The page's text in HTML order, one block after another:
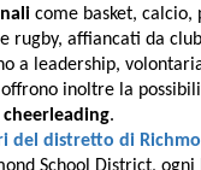
come basket, calcio,
rugby, affiancati da
a leadership,
inoltre la
.
del distretto di